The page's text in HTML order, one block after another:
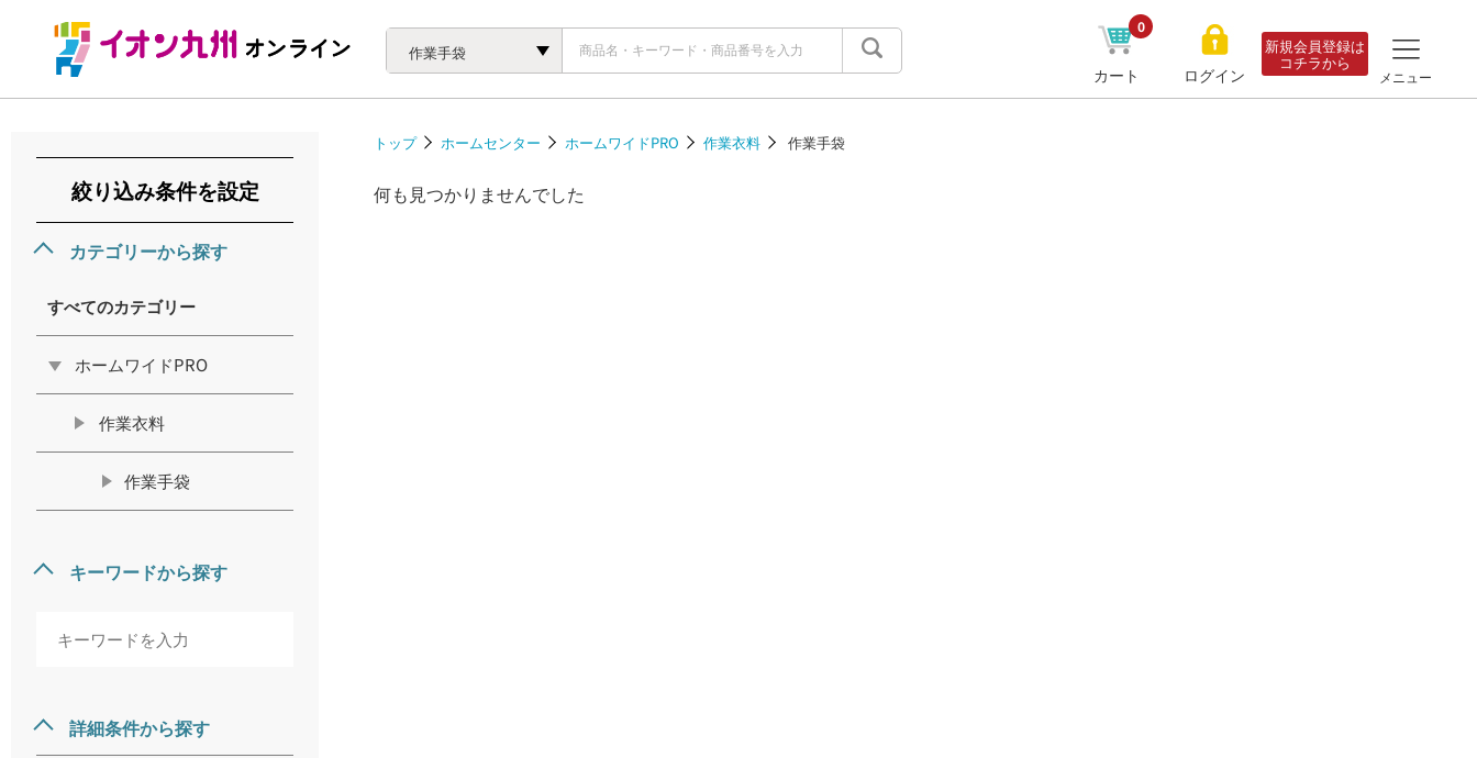
作業手袋
カート
0
ログイン
新規会員登録は
コチラから
メニュー
絞り込み条件を設定
カテゴリーから探す
すべてのカテゴリー
ホームワイドPRO
作業衣料
作業手袋
キーワードから探す
詳細条件から探す
トップ ホームセンター ホームワイドPRO 作業衣料 作業手袋
何も見つかりませんでした